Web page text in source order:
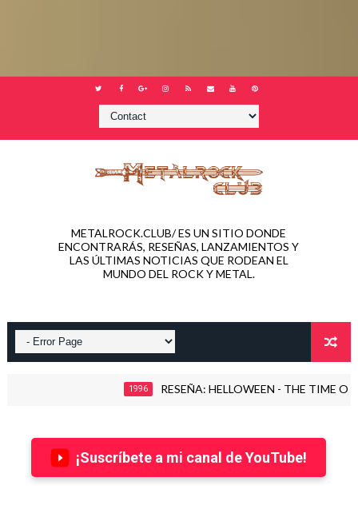
METALROCK.CLUB/ ES UN SITIO DONDE
ENCONTRARÁS, RESEÑAS, LANZAMIENTOS Y
LAS ÚLTIMAS NOTICIAS QUE RODEAN EL
MUNDO DEL ROCK Y METAL.
RESEÑA: HELLOWEEN - THE TIME OF THE OATH
¡Suscríbete a mi canal de YouTube!